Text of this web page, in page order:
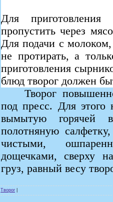
Для
пропустить через
Для подачи с
не протирать, а
приготовления
блюд творог должен
Творог
под пресс. Для этого
вымытую горячей
полотняную
чистыми,
дощечками, сверху
груз, равный весу
Творог